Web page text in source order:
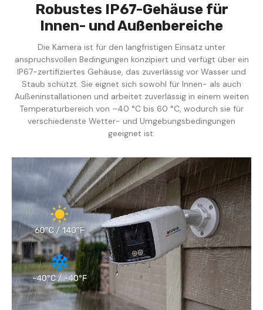
Robustes IP67-Gehäuse für
Innen- und Außenbereiche
Die Kamera ist für den langfristigen Einsatz unter
anspruchsvollen Bedingungen konzipiert und verfügt über ein
IP67-zertifiziertes Gehäuse, das zuverlässig vor Wasser und
Staub schützt. Sie eignet sich sowohl für Innen- als auch
Außeninstallationen und arbeitet zuverlässig in einem weiten
Temperaturbereich von –40 °C bis 60 °C, wodurch sie für
verschiedenste Wetter- und Umgebungsbedingungen
geeignet ist.